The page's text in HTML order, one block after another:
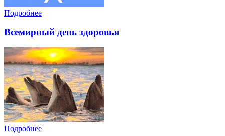
Подробнее
Всемирный день здоровья
Подробнее